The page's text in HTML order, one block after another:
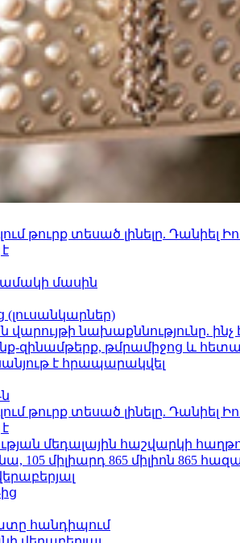
թուրք տեսած լինելը. Դանիել
մասին
վարույթի նախաքննությունը. ինչ
զինամթերք, թմրամիջոց և
է հրապարակվել
թուրք տեսած լինելը. Դանիել
մեդալային հաշվարկի
105 միլիարդ 865 միլիոն 865
հանդիպում